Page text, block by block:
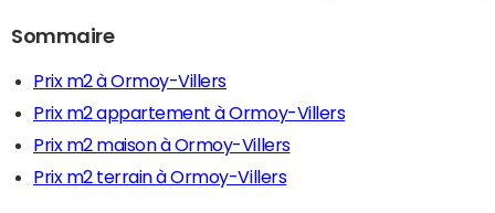
Sommaire
Prix m2 à Ormoy-Villers
Prix m2 appartement à Ormoy-Villers
Prix m2 maison à Ormoy-Villers
Prix m2 terrain à Ormoy-Villers